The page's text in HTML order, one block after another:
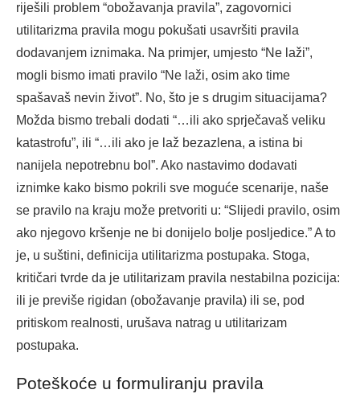
riješili problem “obožavanja pravila”, zagovornici
utilitarizma pravila mogu pokušati usavršiti pravila
dodavanjem iznimaka. Na primjer, umjesto “Ne laži”,
mogli bismo imati pravilo “Ne laži, osim ako time
spašavaš nevin život”. No, što je s drugim situacijama?
Možda bismo trebali dodati “…ili ako sprječavaš veliku
katastrofu”, ili “…ili ako je laž bezazlena, a istina bi
nanijela nepotrebnu bol”. Ako nastavimo dodavati
iznimke kako bismo pokrili sve moguće scenarije, naše
se pravilo na kraju može pretvoriti u: “Slijedi pravilo, osim
ako njegovo kršenje ne bi donijelo bolje posljedice.” A to
je, u suštini, definicija utilitarizma postupaka. Stoga,
kritičari tvrde da je utilitarizam pravila nestabilna pozicija:
ili je previše rigidan (obožavanje pravila) ili se, pod
pritiskom realnosti, urušava natrag u utilitarizam
postupaka.
Poteškoće u formuliranju pravila